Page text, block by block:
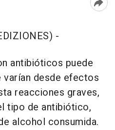
-
antibióticos puede
desde efectos
reacciones graves,
tipo de antibiótico,
alcohol consumida.